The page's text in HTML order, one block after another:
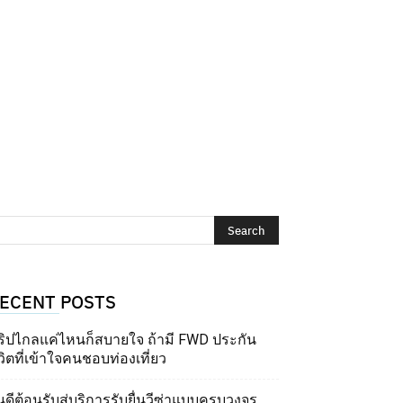
POSTS
ปไกลแค่ไหนก็สบายใจ ถ้ามี FWD ประกัน
ตที่เข้าใจคนชอบท่องเที่ยว